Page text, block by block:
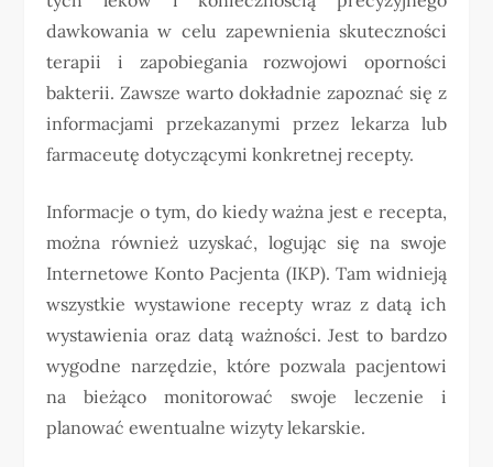
dawkowania w celu zapewnienia skuteczności
terapii i zapobiegania rozwojowi oporności
bakterii. Zawsze warto dokładnie zapoznać się z
informacjami przekazanymi przez lekarza lub
farmaceutę dotyczącymi konkretnej recepty.
Informacje o tym, do kiedy ważna jest e recepta,
można również uzyskać, logując się na swoje
Internetowe Konto Pacjenta (IKP). Tam widnieją
wszystkie wystawione recepty wraz z datą ich
wystawienia oraz datą ważności. Jest to bardzo
wygodne narzędzie, które pozwala pacjentowi
na bieżąco monitorować swoje leczenie i
planować ewentualne wizyty lekarskie.